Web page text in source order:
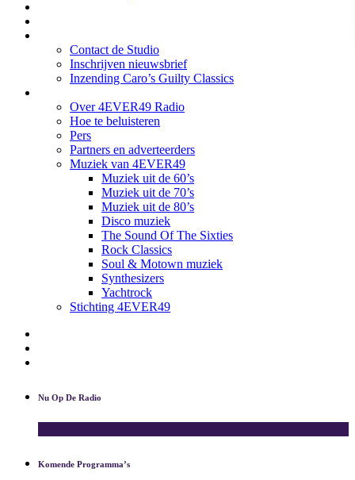
Contact de Studio
Inschrijven nieuwsbrief
Inzending Caro’s Guilty Classics
Over 4EVER49 Radio
Hoe te beluisteren
Pers
Partners en adverteerders
Muziek van 4EVER49
Muziek uit de 60’s
Muziek uit de 70’s
Muziek uit de 80’s
Disco muziek
The Sound Of The Sixties
Rock Classics
Soul & Motown muziek
Synthesizers
Yachtrock
Stichting 4EVER49
Nu Op De Radio
Komende Programma’s